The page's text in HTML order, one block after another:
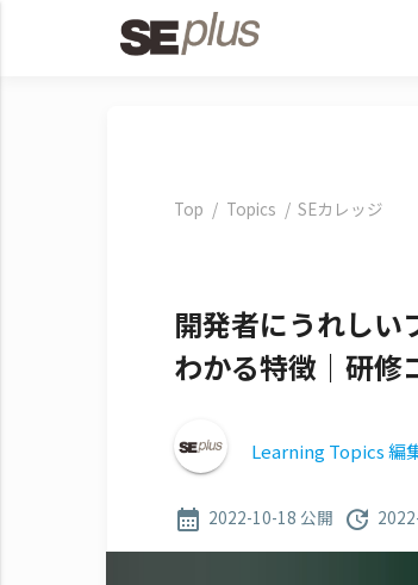
Top Topics SEカレッジ
開発者にうれしい
わかる特徴｜研修
Learning Topics 編
calendar_month 2022-10-18 公開 update